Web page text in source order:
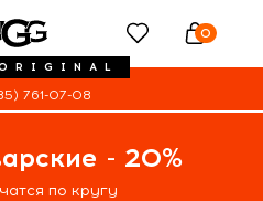
0
761-07-08
- 20%
по кругу